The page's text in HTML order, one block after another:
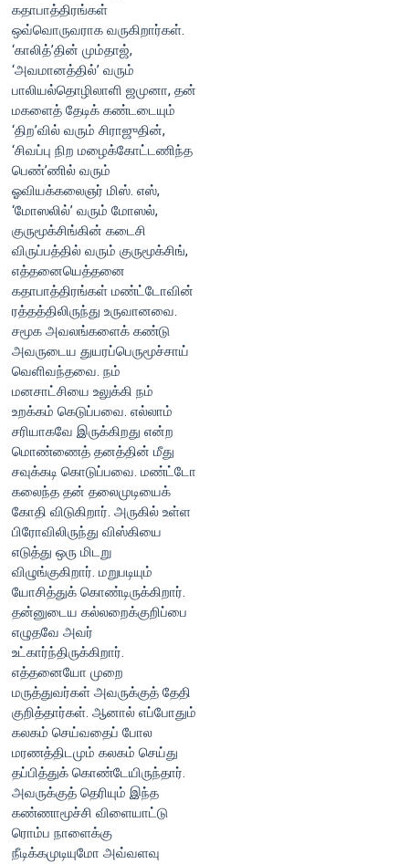
கதாபாத்திரங்கள்
ஒவ்வொருவராக வருகிறார்கள்.
‘காலித்’தின் மும்தாஜ்,
‘அவமானத்தில்’ வரும்
பாலியல்தொழிலாளி ஜமுனா, தன்
மகளைத் தேடிக் கண்டடையும்
‘திற’வில் வரும் சிராஜுதின்,
‘சிவப்பு நிற மழைக்கோட்டணிந்த
பெண்’ணில் வரும்
ஓவியக்கலைஞர் மிஸ். எஸ்,
‘மோஸலில்’ வரும் மோஸல்,
குருமூக்சிங்கின் கடைசி
விருப்பத்தில் வரும் குருமூக்சிங்,
எத்தனையெத்தனை
கதாபாத்திரங்கள் மண்ட்டோவின்
ரத்தத்திலிருந்து உருவானவை.
சமூக அவலங்களைக் கண்டு
அவருடைய துயரப்பெருமூச்சாய்
வெளிவந்தவை. நம்
மனசாட்சியை உலுக்கி நம்
உறக்கம் கெடுப்பவை. எல்லாம்
சரியாகவே இருக்கிறது என்ற
மொண்ணைத் தனத்தின் மீது
சவுக்கடி கொடுப்பவை. மண்ட்டோ
கலைந்த தன் தலைமுடியைக்
கோதி விடுகிறார். அருகில் உள்ள
பிரோவிலிருந்து விஸ்கியை
எடுத்து ஒரு மிடறு
விழுங்குகிறார். மறுபடியும்
யோசித்துக் கொண்டிருக்கிறார்.
தன்னுடைய கல்லறைக்குறிப்பை
எழுதவே அவர்
உட்கார்ந்திருக்கிறார்.
எத்தனையோ முறை
மருத்துவர்கள் அவருக்குத் தேதி
குறித்தார்கள். ஆனால் எப்போதும்
கலகம் செய்வதைப் போல
மரணத்திடமும் கலகம் செய்து
தப்பித்துக் கொண்டேயிருந்தார்.
அவருக்குத் தெரியும் இந்த
கண்ணாமூச்சி விளையாட்டு
ரொம்ப நாளைக்கு
நீடிக்கமுடியுமோ அவ்வளவு